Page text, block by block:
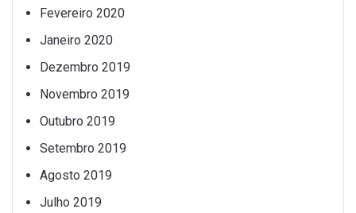
Fevereiro 2020
Janeiro 2020
Dezembro 2019
Novembro 2019
Outubro 2019
Setembro 2019
Agosto 2019
Julho 2019